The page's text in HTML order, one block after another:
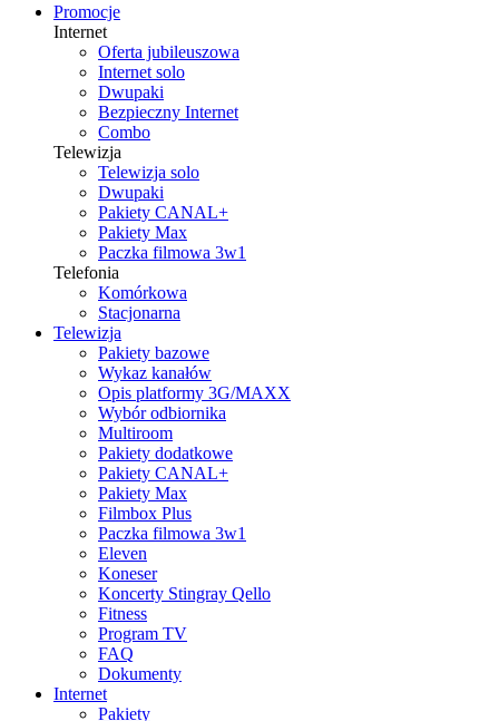
Promocje
Internet
Oferta jubileuszowa
Internet solo
Dwupaki
Bezpieczny Internet
Combo
Telewizja
Telewizja solo
Dwupaki
Pakiety CANAL+
Pakiety Max
Paczka filmowa 3w1
Telefonia
Komórkowa
Stacjonarna
Telewizja
Pakiety bazowe
Wykaz kanałów
Opis platformy 3G/MAXX
Wybór odbiornika
Multiroom
Pakiety dodatkowe
Pakiety CANAL+
Pakiety Max
Filmbox Plus
Paczka filmowa 3w1
Eleven
Koneser
Koncerty Stingray Qello
Fitness
Program TV
FAQ
Dokumenty
Internet
Pakiety